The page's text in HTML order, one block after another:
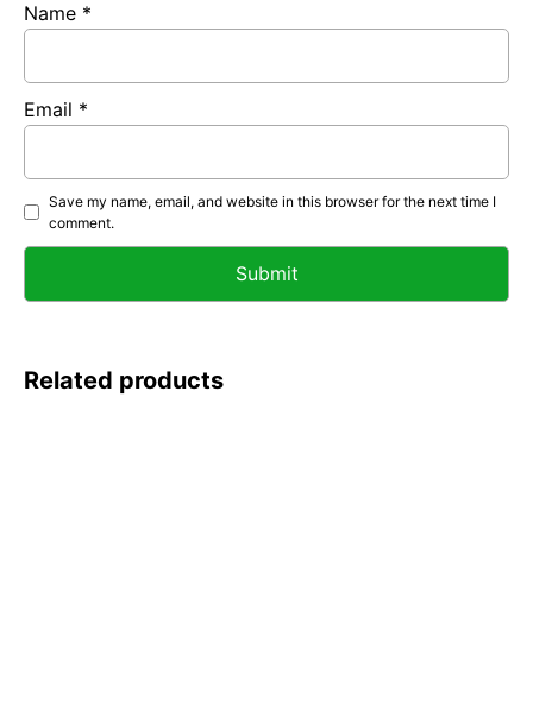
Name *
Email *
Save my name, email, and website in this browser for the next time I
comment.
Related products